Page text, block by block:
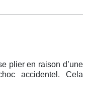
plier en raison d’une
accidentel. Cela